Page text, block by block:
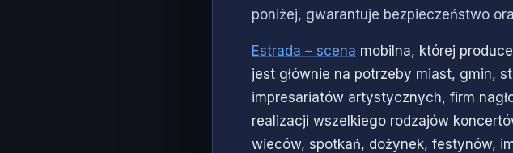
poniżej, gwarantuje bezpieczeństwo
Estrada – scena mobilna, której
jest głównie na potrzeby miast, gmin,
impresariatów artystycznych, firm
realizacji wszelkiego rodzajów
wieców, spotkań, dożynek, festynów,